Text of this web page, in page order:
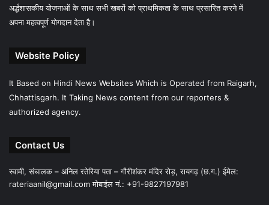
अर्द्धशासकीय योजनाओं के साथ सभी खबरों को प्राथमिकता के साथ प्रसारित करने में
अपना महत्वपूर्ण योगदान देता है।
Website Policy
It Based on Hindi News Websites Which is Operated from Raigarh,
Chhattisgarh. It Taking News content from our reporters &
authorized agency.
Contact Us
स्वामी, संचालक – अनिल रतेरिया पता – गौरीशंकर मंदिर रोड़, रायगढ़ (छ.ग.) ईमेल:
rateriaanil@gmail.comमोबाईल नं.: +91-9827197981